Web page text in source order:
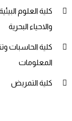
كلية العلوم
والاحياء البحرية
كلية الحاسبات
المعلومات
كلية التمريض